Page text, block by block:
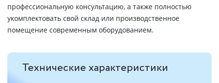
профессиональную консультацию, а также полностью
укомплектовать свой склад или производственное
помещение современным оборудованием.
Технические характеристики